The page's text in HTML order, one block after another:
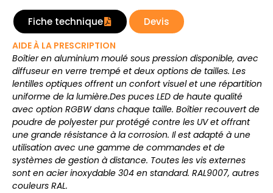
Fiche technique Devis
AIDE À LA PRESCRIPTION
Boîtier en aluminium moulé sous pression disponible, avec
diffuseur en verre trempé et deux options de tailles. Les
lentilles optiques offrent un confort visuel et une répartition
uniforme de la lumière.Des puces LED de haute qualité
avec option RGBW dans chaque taille. Boîtier recouvert de
poudre de polyester pur protégé contre les UV et offrant
une grande résistance à la corrosion. Il est adapté à une
utilisation avec une gamme de commandes et de
systèmes de gestion à distance. Toutes les vis externes
sont en acier inoxydable 304 en standard. RAL9007, autres
couleurs RAL.